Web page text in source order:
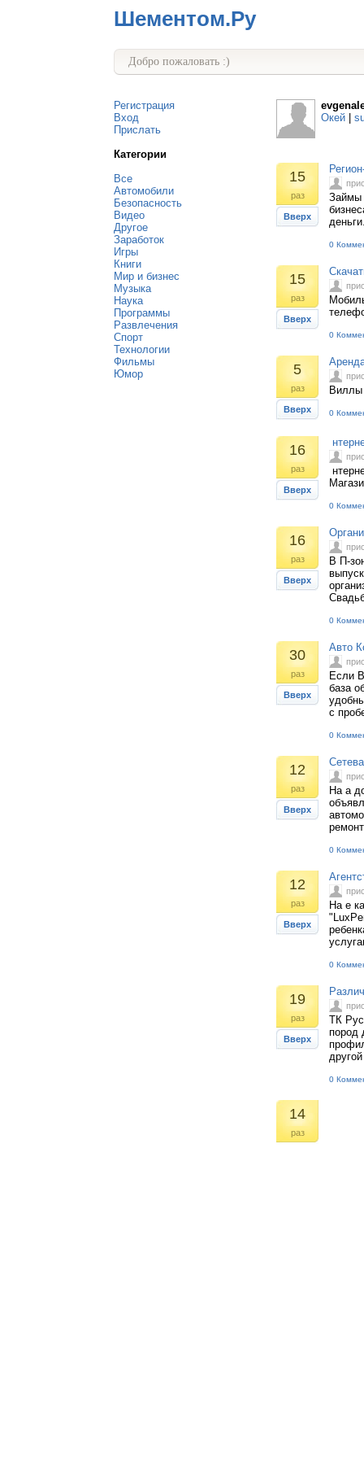
Шементом.Ру
Добро пожаловать :)
Регистрация
Вход
Прислать
Категории
Все
Автомобили
Безопасность
Видео
Другое
Заработок
Игры
Книги
Мир и бизнес
Музыка
Наука
Программы
Развлечения
Спорт
Технологии
Фильмы
Юмор
Окей
15
раз
Вверх
Займы
0
15
раз
Вверх
0
5
раз
Вверх
Виллы
0
16
раз
Вверх
0
16
раз
Вверх
В П-
0
30
раз
Вверх
Авто
Если
база
с
0
12
раз
Вверх
На а
0
12
раз
Вверх
На е
0
19
раз
Вверх
ТК
пород
0
14
раз